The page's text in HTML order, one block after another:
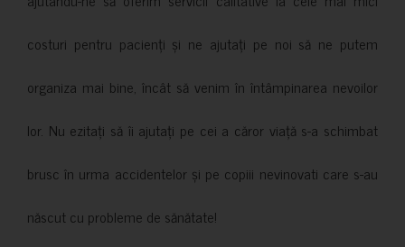
costuri pentru pacienți și ne ajutați pe noi să ne putem
organiza mai bine, încât să venim în întâmpinarea nevoilor
lor. Nu ezitați să îi ajutați pe cei a căror viață s-a schimbat
brusc în urma accidentelor și pe copiii nevinovati care s-au
născut cu probleme de sănătate!